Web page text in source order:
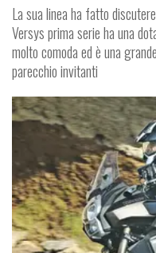
La sua linea ha fatto
Versys prima serie ha una
molto comoda ed è una
parecchio invitanti